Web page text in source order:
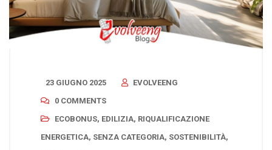
23 GIUGNO 2025
EVOLVEENG
0 COMMENTS
ECOBONUS, EDILIZIA, RIQUALIFICAZIONE
ENERGETICA, SENZA CATEGORIA, SOSTENIBILITÀ,